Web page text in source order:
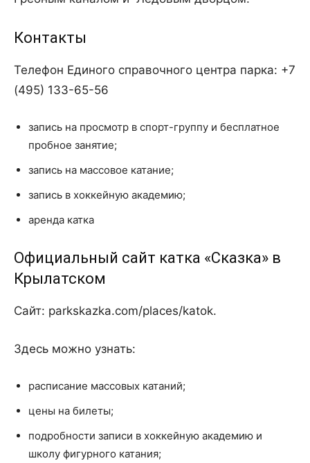
Контакты
Телефон Единого справочного центра парка: +7
(495) 133-65-56
запись на просмотр в спорт-группу и бесплатное
пробное занятие;
запись на массовое катание;
запись в хоккейную академию;
аренда катка
Официальный сайт катка «Сказка» в
Крылатском
Сайт: parkskazka.com/places/katok.
Здесь можно узнать:
расписание массовых катаний;
цены на билеты;
подробности записи в хоккейную академию и
школу фигурного катания;